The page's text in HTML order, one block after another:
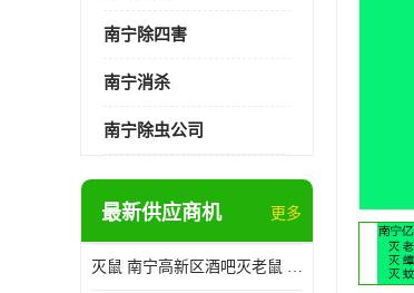
南宁除四害
南宁消杀
南宁除虫公司
最新供应商机 更多
灭鼠 南宁高新区酒吧灭老鼠 诚信经营